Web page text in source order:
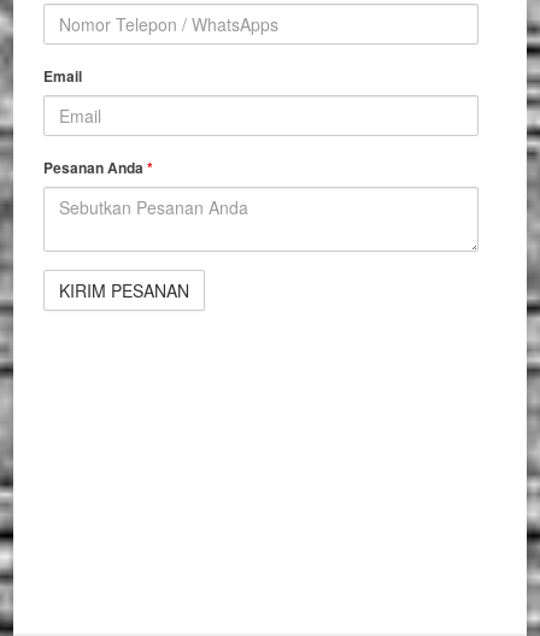
Email
Pesanan Anda*